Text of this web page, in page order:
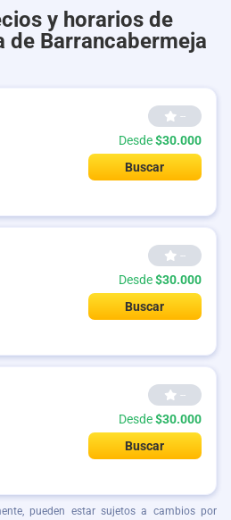
y horarios de
de Barrancabermeja
--
Desde$30.000
Buscar
--
Desde$30.000
Buscar
--
Desde$30.000
Buscar
pueden estar sujetos a cambios por